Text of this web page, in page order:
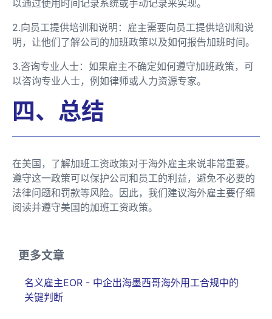
以通过使用时间记录系统或手动记录来实现。
2.向员工提供培训和说明：雇主需要向员工提供培训和说
明，让他们了解公司的加班政策以及如何报告加班时间。
3.咨询专业人士：如果雇主不确定如何遵守加班政策，可
以咨询专业人士，例如律师或人力资源专家。
四、总结
在美国，了解加班工资政策对于海外雇主来说非常重要。
遵守这一政策可以保护公司和员工的利益，避免不必要的
法律问题和罚款等风险。因此，我们建议海外雇主要仔细
阅读并遵守美国的加班工资政策。
更多文章
名义雇主EOR - 中企出海墨西哥海外用工合规中的
关键判断